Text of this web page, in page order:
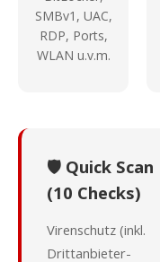
SMBv1, UAC,
RDP, Ports,
WLAN u.v.m.
🛡️ Quick Scan
(10 Checks)
Virenschutz (inkl.
Drittanbieter-